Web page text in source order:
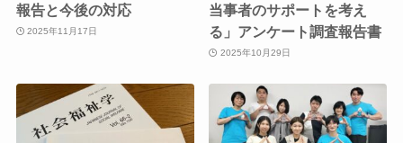
報告と今後の対応
2025年11月17日
当事者のサポートを考え
る」アンケート調査報告書
2025年10月29日